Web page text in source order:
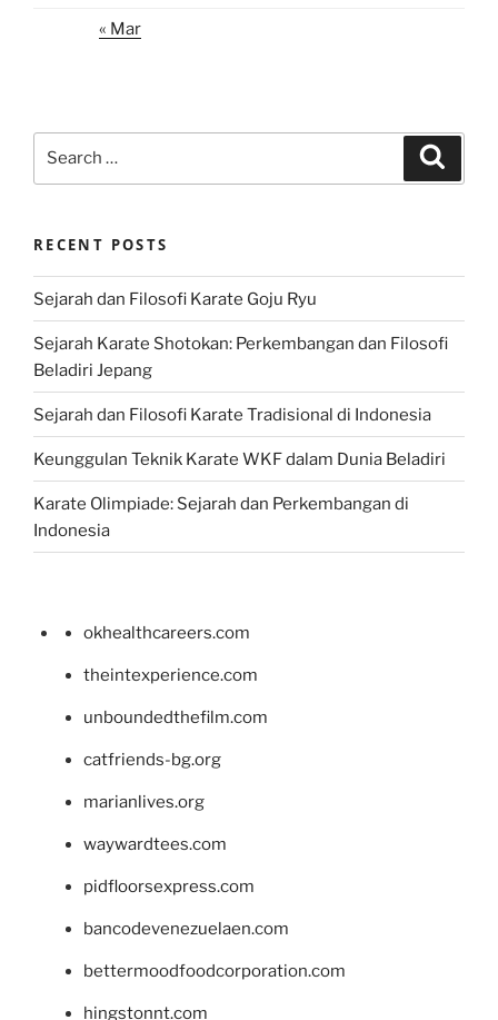
« Mar
RECENT POSTS
Sejarah dan Filosofi Karate Goju Ryu
Sejarah Karate Shotokan: Perkembangan dan Filosofi
Beladiri Jepang
Sejarah dan Filosofi Karate Tradisional di Indonesia
Keunggulan Teknik Karate WKF dalam Dunia Beladiri
Karate Olimpiade: Sejarah dan Perkembangan di
Indonesia
okhealthcareers.com
theintexperience.com
unboundedthefilm.com
catfriends-bg.org
marianlives.org
waywardtees.com
pidfloorsexpress.com
bancodevenezuelaen.com
bettermoodfoodcorporation.com
hingstonnt.com